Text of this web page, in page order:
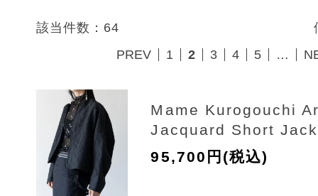
該当件数：64
PREV
1 2 3 4 5 …
Mame Kurogouchi
Jacquard Short
95,700円(税込)